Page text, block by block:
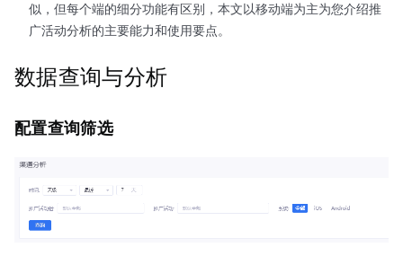
似，但每个端的细分功能有区别，本文以移动端为主为您介绍推
广活动分析的主要能力和使用要点。
数据查询与分析
配置查询筛选